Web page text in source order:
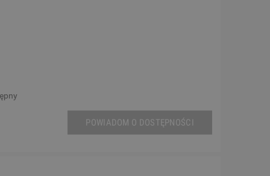
POWIADOM O DOSTĘPNOŚCI